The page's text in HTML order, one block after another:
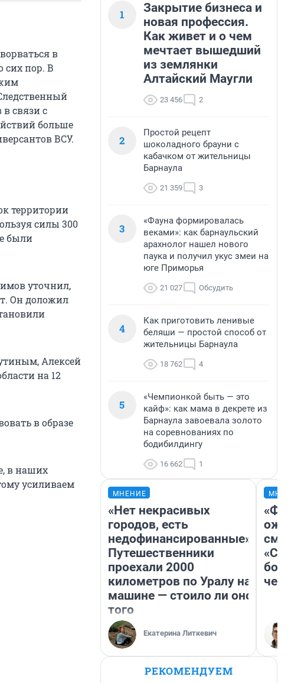
в
сих пор. В
связи с
больше
ВСУ.
территории
силы 300
были
уточнил,
Он доложил
Алексей
на 12
в образе
в наших
усиливаем
1
Закрытие бизнеса и
новая профессия.
Как живет и о чем
мечтает вышедший
из землянки
Алтайский Маугли
23 456 2
2
Простой рецепт
шоколадного брауни с
кабачком от жительницы
Барнаула
21 359 3
3
«Фауна формировалась
веками»: как барнаульский
арахнолог нашел нового
паука и получил укус змеи на
юге Приморья
21 027 Обсудить
4
Как приготовить ленивые
беляши — простой способ от
жительницы Барнаула
18 762 4
5
«Чемпионкой быть — это
кайф»: как мама в декрете из
Барнаула завоевала золото
на соревнованиях по
бодибилдингу
16 662 1
МНЕНИЕ
«Нет некрасивых
городов, есть
недофинансированные».
Путешественники
проехали 2000
километров по Уралу на
машине — стоило ли оно
того
Екатерина Литкевич
РЕКОМЕНДУЕМ